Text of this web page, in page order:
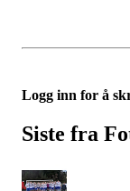
Logg inn for å
Siste fra